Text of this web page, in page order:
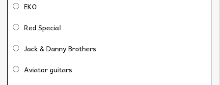
EKO
Red Special
Jack & Danny Brothers
Aviator guitars